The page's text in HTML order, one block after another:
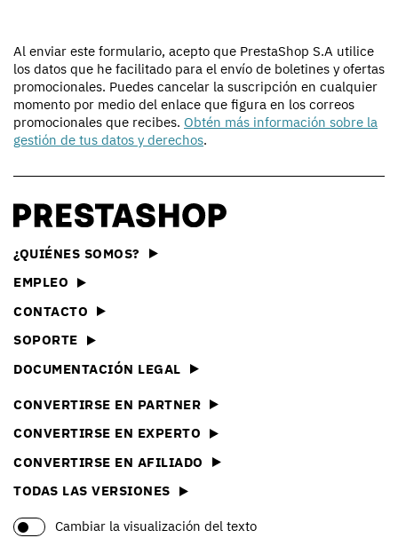
Al enviar este formulario, acepto que PrestaShop S.A utilice
los datos que he facilitado para el envío de boletines y ofertas
promocionales. Puedes cancelar la suscripción en cualquier
momento por medio del enlace que figura en los correos
promocionales que recibes. Obtén más información sobre la
gestión de tus datos y derechos.
¿QUIÉNES SOMOS?
EMPLEO
CONTACTO
SOPORTE
DOCUMENTACIÓN LEGAL
CONVERTIRSE EN PARTNER
CONVERTIRSE EN EXPERTO
CONVERTIRSE EN AFILIADO
TODAS LAS VERSIONES
Cambiar la visualización del texto